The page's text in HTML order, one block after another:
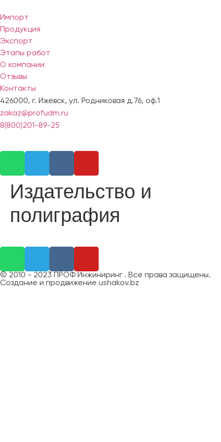
Импорт
Продукция
Экспорт
Этапы работ
О компании
Отзывы
Контакты
426000, г. Ижевск, ул. Родниковая д.76, оф.1
zakaz@profudm.ru
8(800)201-89-25
Издательство и
полиграфия
© 2010 - 2023 ПРОФ Инжиниринг . Все права защищены.
Создание и продвижение ushakov.bz
Заказать звонок
Оставьте заявку и наш специалист перезвонит вам
Отправляя заявку, вы соглашаетесь с обработкой
Оставить заявку